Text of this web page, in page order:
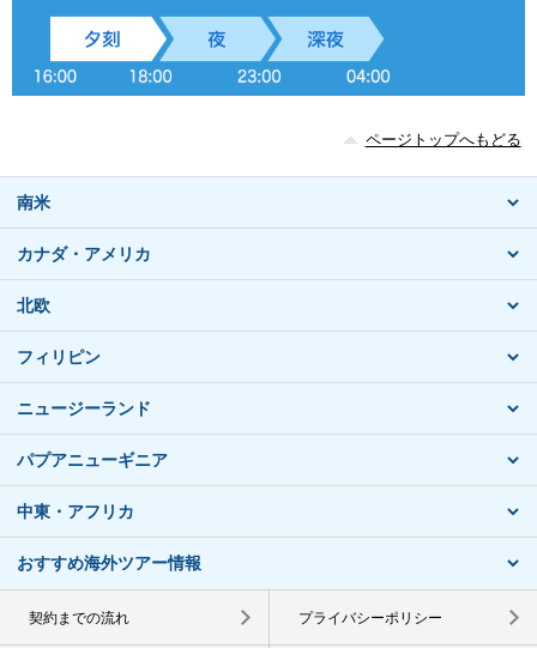
ページトップへもどる
南米
カナダ・アメリカ
北欧
フィリピン
ニュージーランド
パプアニューギニア
中東・アフリカ
おすすめ海外ツアー情報
契約までの流れ プライバシーポリシー